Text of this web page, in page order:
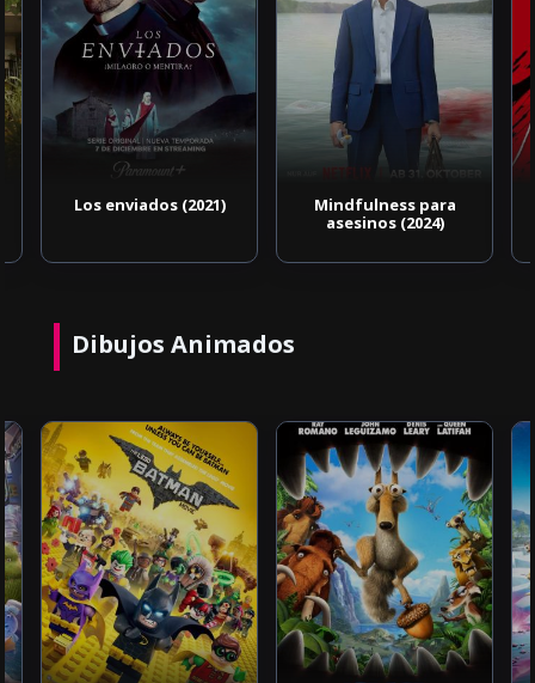
Los enviados (2021)
Mindfulness para
asesinos (2024)
Dibujos Animados